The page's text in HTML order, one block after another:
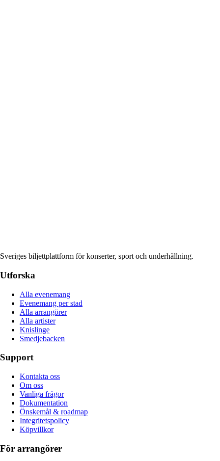
Sveriges biljettplattform för konserter, sport och underhållning.
Utforska
Alla evenemang
Evenemang per stad
Alla arrangörer
Alla artister
Knislinge
Smedjebacken
Support
Kontakta oss
Om oss
Vanliga frågor
Dokumentation
Önskemål & roadmap
Integritetspolicy
Köpvillkor
För arrangörer